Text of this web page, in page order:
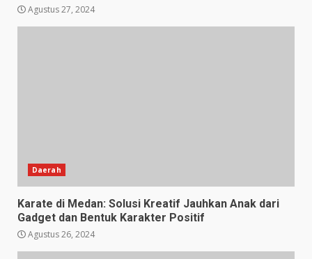
Agustus 27, 2024
Daerah
Karate di Medan: Solusi Kreatif Jauhkan Anak dari
Gadget dan Bentuk Karakter Positif
Agustus 26, 2024